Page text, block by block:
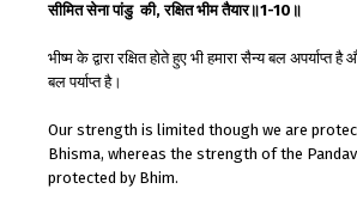
सीमितसेनापांडु की,रक्षितभीमतैयार॥1-10 ॥
भीष्म के द्वारा रक्षित होते हुए भी हमारा सैन्य बल अपर्याप्त है
बल पर्याप्त है।
Our strength is limited though we are
Bhisma, whereas the strength of the
protected by Bhim.